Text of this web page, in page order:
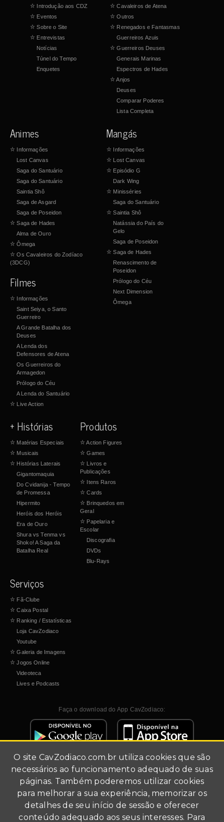
O site CavZodiaco.com.br utiliza cookies que são
necessários ao funcionamento adequado de suas
páginas. Também poderemos utilizar cookies
para melhorar a sua experiência, memorizar os
detalhes de seu início de sessão e oferecer
conteúdo adequado aos seus interesses. Para
☆ Introdução aos CDZ
☆ Eventos
☆ Sobre o Site
☆ Entrevistas
Notícias
Túnel do Tempo
Enquetes
☆ Cavaleiros de Atena
☆ Outros
☆ Renegados e Fantasmas
Guerreiros Azuis
☆ Guerreiros Deuses
Generais Marinas
Espectros de Hades
☆Anjos
Deuses
Comparar Poderes
Lista Completa
Animes
☆ Informações
Lost Canvas
Saga do Santuário
Saga do Santuário
Saintia Shô
Saga de Asgard
Saga de Poseidon
☆ Saga de Hades
Alma de Ouro
☆ Ômega
☆ Os Cavaleiros do Zodíaco
(3DCG)
Filmes
☆ Informações
Saint Seiya, o Santo
Guerreiro
A Grande Batalha dos
Deuses
A Lenda dos
Defensores de Atena
Os Guerreiros do
Armagedon
Prólogo do Céu
A Lenda do Santuário
☆ Live Action
Mangás
☆ Informações
☆ Lost Canvas
☆ Episódio G
Dark Wing
☆ Minisséries
Saga do Santuário
☆ Saintia Shô
Natássia do País do
Gelo
Saga de Poseidon
☆ Saga de Hades
Renascimento de
Poseidon
Prólogo do Céu
Next Dimension
Ômega
+ Histórias
☆ Matérias Especiais
☆ Musicais
☆ Histórias Laterais
Gigantomaquia
Do Cvidanija - Tempo
de Promessa
Hipermito
Heróis dos Heróis
Era de Ouro
Shura vs Tenma vs
Shoko! A Saga da
Batalha Real
Produtos
☆Action Figures
☆ Games
☆ Livros e
Publicações
☆ Itens Raros
☆ Cards
☆ Brinquedos em
Geral
☆ Papelaria e
Escolar
Discografia
DVDs
Blu-Rays
Serviços
☆ Fã-Clube
☆ Caixa Postal
☆ Ranking / Estatísticas
Loja CavZodiaco
Youtube
☆ Galeria de Imagens
☆ Jogos Online
Videoteca
Lives e Podcasts
Faça o download do App CavZodiaco:
Site de fãs (fã-clube).
Todo conteúdo multimídia foi utilizado para fins de